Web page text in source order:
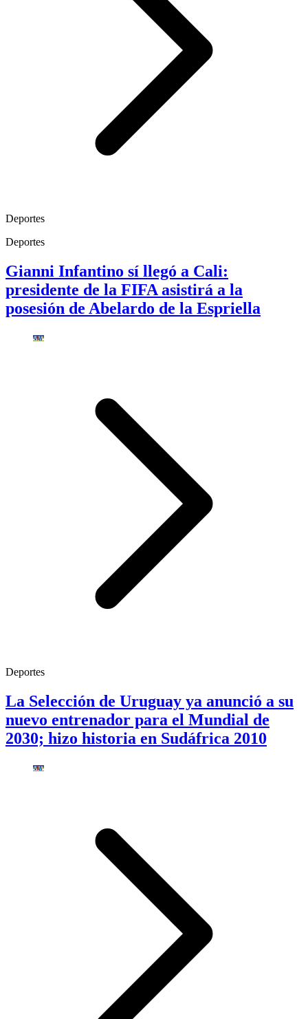
Deportes
Deportes
Gianni Infantino sí llegó a Cali:
presidente de la FIFA asistirá a la
posesión de Abelardo de la Espriella
Deportes
La Selección de Uruguay ya anunció a su
nuevo entrenador para el Mundial de
2030; hizo historia en Sudáfrica 2010